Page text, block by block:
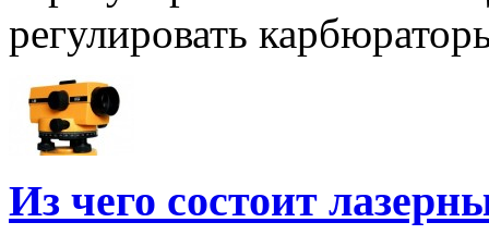
регулировать
Из чего состоит